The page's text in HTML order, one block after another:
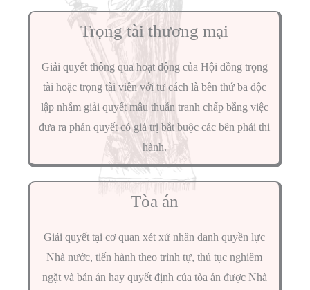
Trọng tài thương mại
Giải quyết thông qua hoạt động của Hội đồng trọng
tài hoặc trọng tài viên với tư cách là bên thứ ba độc
lập nhằm giải quyết mâu thuẫn tranh chấp bằng việc
đưa ra phán quyết có giá trị bắt buộc các bên phải thi
hành.
Tòa án
Giải quyết tại cơ quan xét xử nhân danh quyền lực
Nhà nước, tiến hành theo trình tự, thủ tục nghiêm
ngặt và bản án hay quyết định của tòa án được Nhà